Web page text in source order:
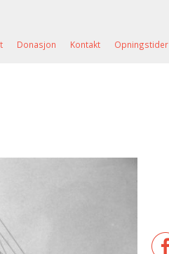
Donasjon Kontakt Opningstider